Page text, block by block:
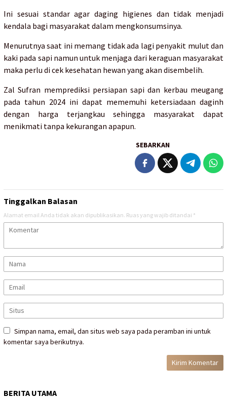
Ini sesuai standar agar daging higienes dan tidak menjadi
kendala bagi masyarakat dalam mengkonsumsinya.
Menurutnya saat ini memang tidak ada lagi penyakit mulut dan
kaki pada sapi namun untuk menjaga dari keraguan masyarakat
maka perlu di cek kesehatan hewan yang akan disembelih.
Zal Sufran memprediksi persiapan sapi dan kerbau meugang
pada tahun 2024 ini dapat mememuhi ketersiadaan daginh
dengan harga terjangkau sehingga masyarakat dapat
menikmati tanpa kekurangan apapun.
SEBARKAN
Tinggalkan Balasan
Alamat email Anda tidak akan dipublikasikan. Ruas yang wajib ditandai *
Simpan nama, email, dan situs web saya pada peramban ini untuk
komentar saya berikutnya.
BERITA UTAMA